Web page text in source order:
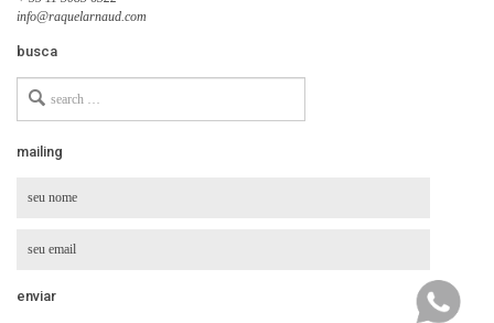
info@raquelarnaud.com
busca
for
mailing